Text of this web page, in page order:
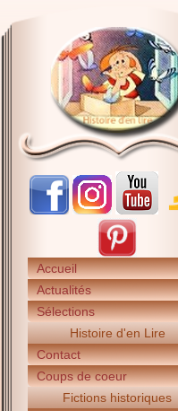
Accueil
Actualités
Sélections
Histoire d'en Lire
Contact
Coups de coeur
Fictions historiques